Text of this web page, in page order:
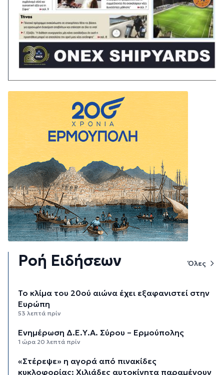
Ροή Ειδήσεων Όλες
Το κλίμα του 20ού αιώνα έχει εξαφανιστεί στην
Ευρώπη
53 λεπτά πρίν
Ενημέρωση Δ.Ε.Υ.Α. Σύρου – Ερμούπολης
1 ώρα 20 λεπτά πρίν
«Στέρεψε» η αγορά από πινακίδες
κυκλοφορίας: Χιλιάδες αυτοκίνητα παραμένουν